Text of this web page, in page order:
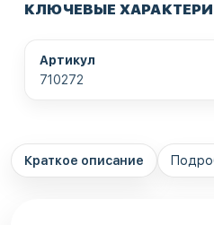
КЛЮЧЕВЫЕ
Артикул
710272
Краткое описание